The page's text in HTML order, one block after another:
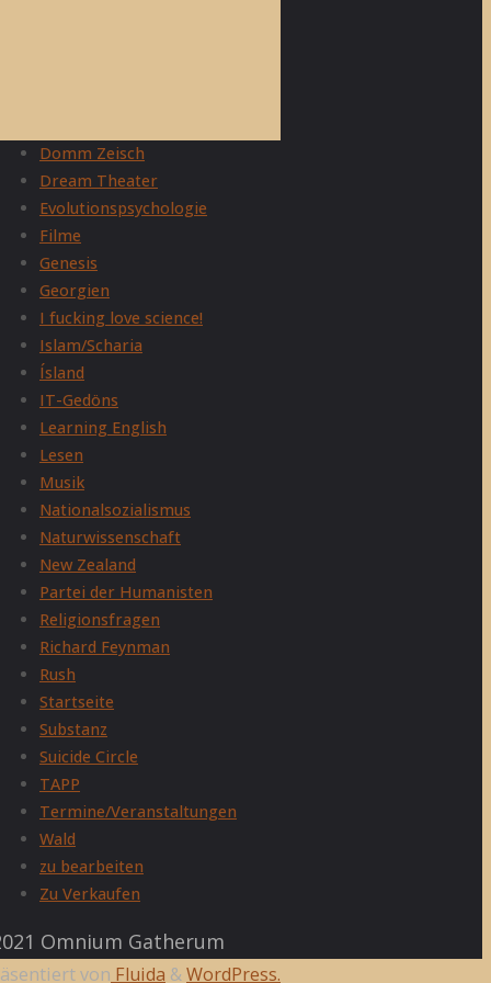
Domm Zeisch
Dream Theater
Evolutionspsychologie
Filme
Genesis
Georgien
I fucking love science!
Islam/Scharia
Ísland
IT-Gedöns
Learning English
Lesen
Musik
Nationalsozialismus
Naturwissenschaft
New Zealand
Partei der Humanisten
Religionsfragen
Richard Feynman
Rush
Startseite
Substanz
Suicide Circle
TAPP
Termine/Veranstaltungen
Wald
zu bearbeiten
Zu Verkaufen
Omnium Gatherum
von Fluida &WordPress.